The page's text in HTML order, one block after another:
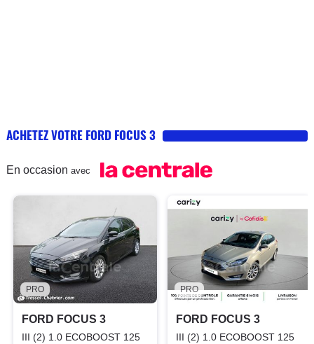
ACHETEZ VOTRE FORD FOCUS 3
En occasion avec
PRO
FORD FOCUS 3
III (2) 1.0 ECOBOOST 125
PRO
FORD FOCUS 3
III (2) 1.0 ECOBOOST 125